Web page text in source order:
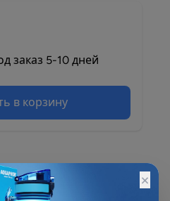
заказ 5-10 дней
в корзину
×